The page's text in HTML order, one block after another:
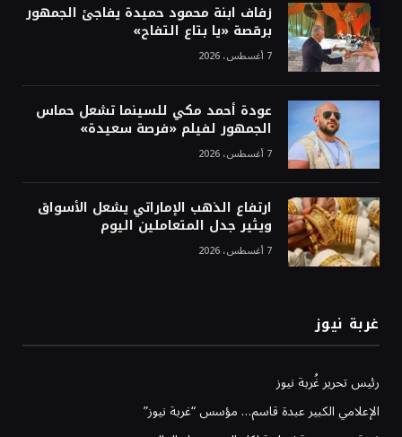
زفاف ابنة محمود حميدة يفاجئ الجمهور
برقصة «يا بتاع التفاح»
7 أغسطس، 2026
عودة أحمد مكي للسينما تشعل حماس
الجمهور لفيلم «فرصة سعيدة»
7 أغسطس، 2026
ارتفاع الذهب الإماراتي يشعل الأسواق
ويثير جدل المتعاملين اليوم
7 أغسطس، 2026
غربة نيوز
رئيس تحرير غُربة نيوز
الإعلامي الكبير عبدة قاسم… مؤسس “غربة نيوز”